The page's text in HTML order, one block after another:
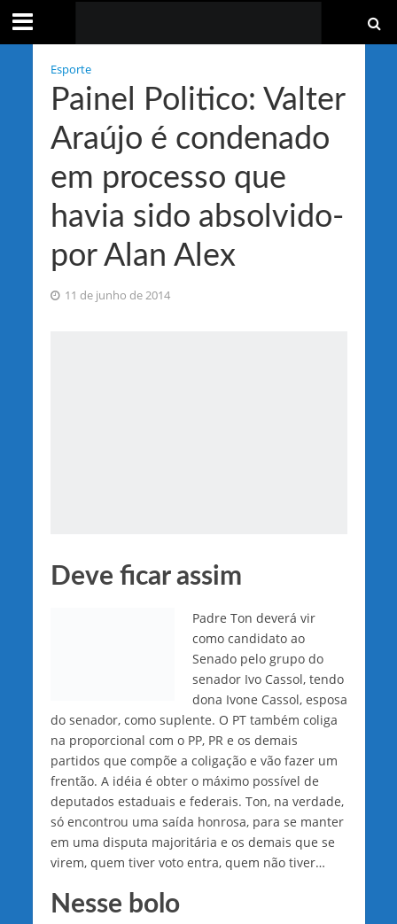
Esporte
Painel Politico: Valter
Araújo é condenado
em processo que
havia sido absolvido-
por Alan Alex
11 de junho de 2014
Deve ficar assim
Padre Ton deverá vir
como candidato ao
Senado pelo grupo do
senador Ivo Cassol, tendo
dona Ivone Cassol, esposa
do senador, como suplente. O PT também coliga
na proporcional com o PP, PR e os demais
partidos que compõe a coligação e vão fazer um
frentão. A idéia é obter o máximo possível de
deputados estaduais e federais. Ton, na verdade,
só encontrou uma saída honrosa, para se manter
em uma disputa majoritária e os demais que se
virem, quem tiver voto entra, quem não tiver…
Nesse bolo